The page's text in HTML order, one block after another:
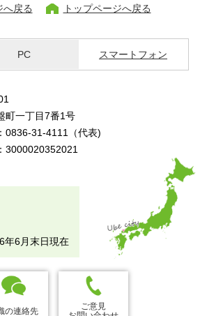
へ戻る トップページへ戻る
PC スマートフォン
町一丁目7番1号
0836-31-4111（代表)
3000020352021
年6月末日現在
の連絡先
ご意見